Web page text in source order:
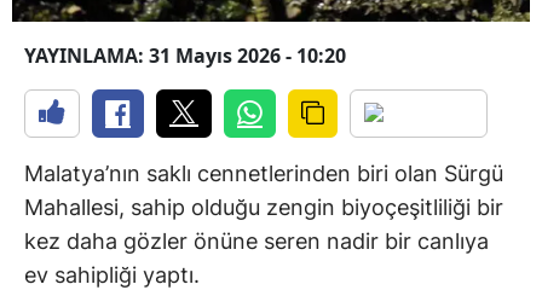
YAYINLAMA: 31 Mayıs 2026 - 10:20
Malatya’nın saklı cennetlerinden biri olan Sürgü
Mahallesi, sahip olduğu zengin biyoçeşitliliği bir
kez daha gözler önüne seren nadir bir canlıya
ev sahipliği yaptı.